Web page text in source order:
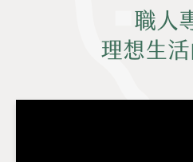
職人
理想生